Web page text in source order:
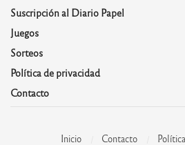
Suscripción al Diario Papel
Juegos
Sorteos
Política de privacidad
Contacto
Inicio Contacto